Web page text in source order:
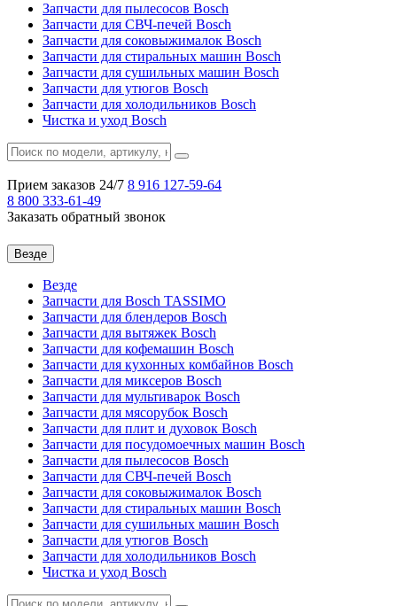
Запчасти для пылесосов Bosch
Запчасти для СВЧ-печей Bosch
Запчасти для соковыжималок Bosch
Запчасти для стиральных машин Bosch
Запчасти для сушильных машин Bosch
Запчасти для утюгов Bosch
Запчасти для холодильников Bosch
Чистка и уход Bosch
Прием заказов 24/7 8 916 127-59-64
8 800 333-61-49
Заказать обратный звонок
Везде
Везде
Запчасти для Bosch TASSIMO
Запчасти для блендеров Bosch
Запчасти для вытяжек Bosch
Запчасти для кофемашин Bosch
Запчасти для кухонных комбайнов Bosch
Запчасти для миксеров Bosch
Запчасти для мультиварок Bosch
Запчасти для мясорубок Bosch
Запчасти для плит и духовок Bosch
Запчасти для посудомоечных машин Bosch
Запчасти для пылесосов Bosch
Запчасти для СВЧ-печей Bosch
Запчасти для соковыжималок Bosch
Запчасти для стиральных машин Bosch
Запчасти для сушильных машин Bosch
Запчасти для утюгов Bosch
Запчасти для холодильников Bosch
Чистка и уход Bosch